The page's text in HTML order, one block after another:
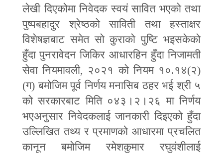
लेखी दिएकोमा निवेदक स्वयं सावित भएको तथा
पुष्पबहादुर श्रेष्ठको साविती तथा हस्ताक्षर
विशेषज्ञबाट समेत सो कुराको पुष्टि भइसकेको
हुँदा पुनरावेदन जिकिर आधारहिन हुँदा निजामती
सेवा नियमावली, २०२१ को नियम १०.१४(२)
(ग) बमोजिम पूर्व निर्णय मनासिब ठहर भई श्री ५
को सरकारबाट मिति ०४३।२।२६ मा निर्णय
भएअनुसार निवेदकलाई जानकारी दिइएको हुँदा
उल्लिखित तथ्य र प्रमाणको आधारमा प्रचलित
कानून बमोजिम रमेशकुमार रघुवंशीलाई